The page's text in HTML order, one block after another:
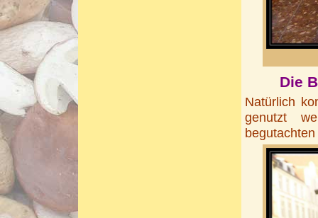
Die
Natürlich
genutzt